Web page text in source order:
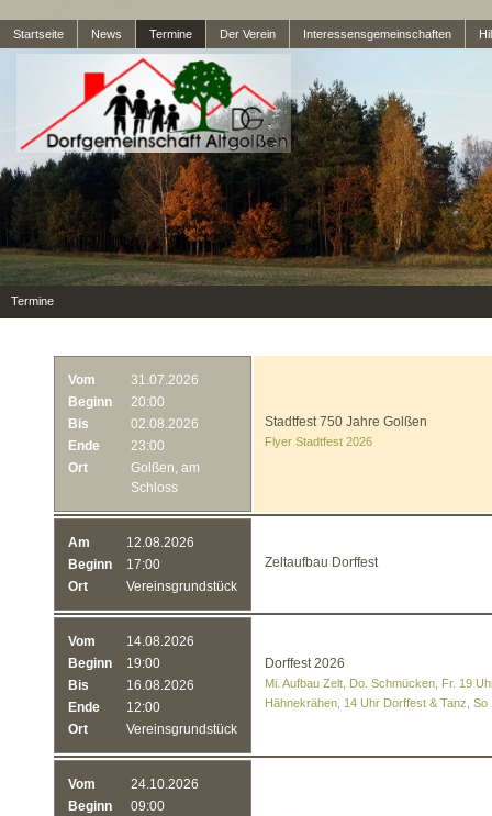
Startseite News Termine Der Verein Interessensgemeinschaften
Termine
Vom
31.07.2026
Beginn
20:00
Bis
02.08.2026
Ende
23:00
Ort
Golßen, am
Schloss
Stadtfest 750 Jahre Golßen
Flyer Stadtfest 2026
Am
12.08.2026
Beginn
17:00
Ort
Vereinsgrundstück
Zeltaufbau Dorffest
Vom
14.08.2026
Beginn
19:00
Bis
16.08.2026
Ende
12:00
Ort
Vereinsgrundstück
Dorffest 2026
Mi. Aufbau Zelt, Do. Schmücken, Fr. 19
Hähnekrähen, 14 Uhr Dorffest & Tanz,
Vom
24.10.2026
Beginn
09:00